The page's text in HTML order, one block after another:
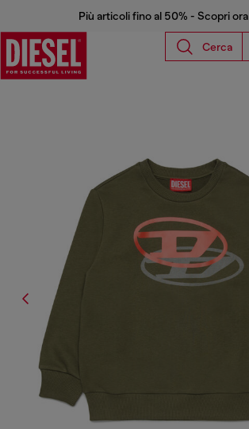
Più articoli fino al 50% - Scopri ora
Cerca